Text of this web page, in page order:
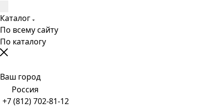
Каталог
По всему сайту
По каталогу
Ваш город
Россия
+7 (812) 702-81-12